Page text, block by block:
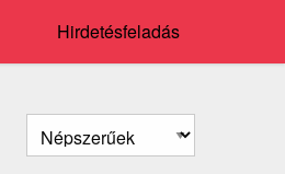
Hirdetésfeladás